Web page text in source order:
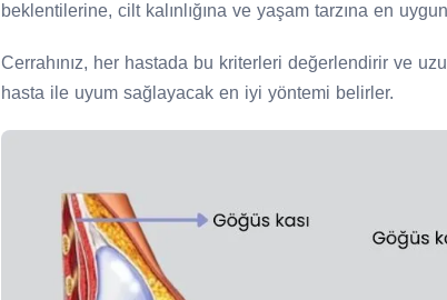
beklentilerine, cilt kalınlığına ve yaşam tarzına en
Cerrahınız, her hastada bu kriterleri değerlendirir ve
hasta ile uyum sağlayacak en iyi yöntemi belirler.